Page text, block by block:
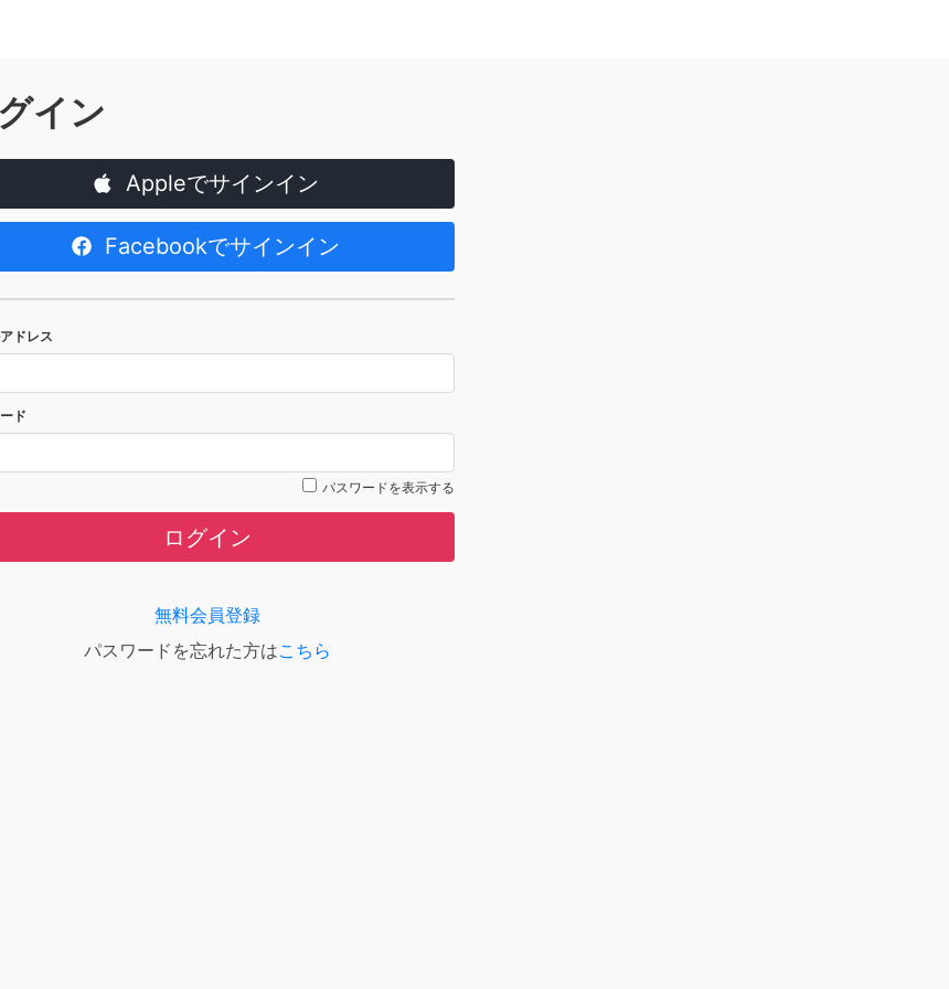
イン
Appleでサインイン
Facebookでサインイン
ドレス
ド
パスワードを表示する
ログイン
無料会員登録
パスワードを忘れた方はこちら